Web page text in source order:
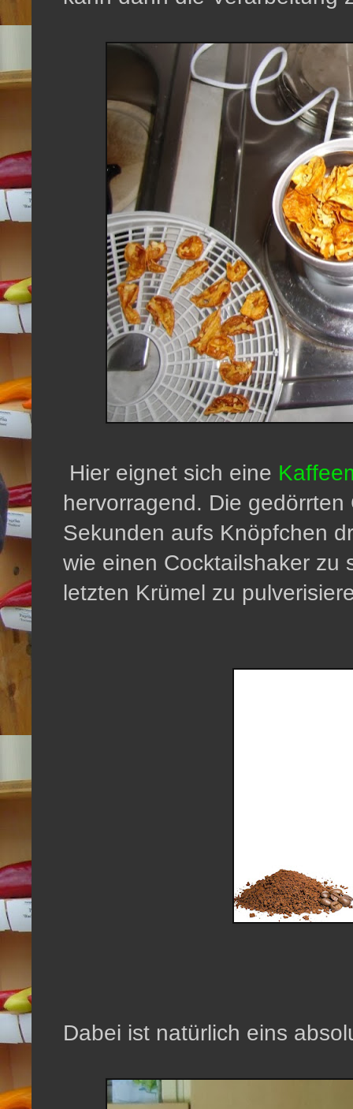
Hier eignet sich eine
hervorragend. Die
Sekunden aufs Knöpfchen
wie einen Cocktailshaker zu
letzten Krümel zu
Dabei ist natürlich eins